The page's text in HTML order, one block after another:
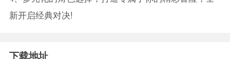
新开启经典对决!
下载地址